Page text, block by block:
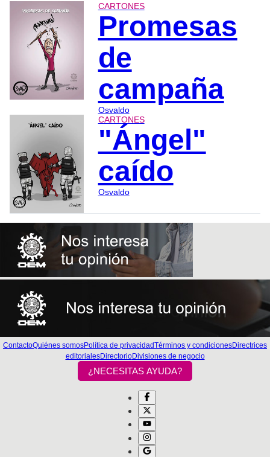
CARTONES
Promesas
de
campaña
Osvaldo
CARTONES
"Ángel"
caído
Osvaldo
ContactoQuiénes somosPolítica de privacidadTérminos y condicionesDirectrices
editorialesDirectorioDivisiones de negocio
¿NECESITAS AYUDA?